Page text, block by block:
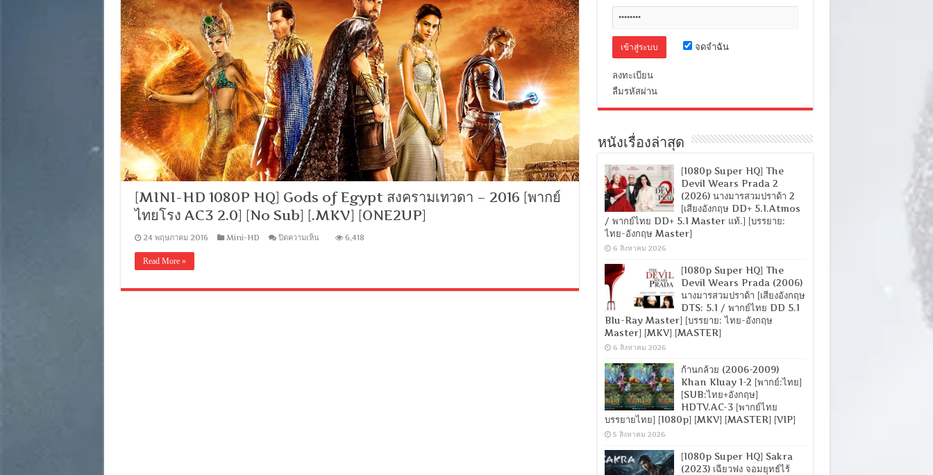
[MINI-HD 1080P HQ] Gods of Egypt สงครามเทวดา – 2016 [พากย์
ไทยโรง AC3 2.0] [No Sub] [.MKV] [ONE2UP]
24 พฤษภาคม 2016 Mini-HD ปิดความเห็นบน
Gods
6,418
Read More »
จดจำฉัน
ลงทะเบียน
ลืมรหัสผ่าน
หนังเรื่องล่าสุด
[1080p Super HQ] The
Devil Wears Prada 2
(2026) นางมารสวมปราด้า 2
[เสียงอังกฤษ DD+ 5.1.Atmos
/ พากย์ไทย DD+ 5.1 Master แท้.] [บรรยาย:
ไทย-อังกฤษ Master]
6 สิงหาคม 2026
[1080p Super HQ] The
Devil Wears Prada (2006)
นางมารสวมปราด้า [เสียงอังกฤษ
DTS: 5.1 / พากย์ไทย DD 5.1
Blu-Ray Master] [บรรยาย: ไทย-อังกฤษ
Master] [MKV] [MASTER]
6 สิงหาคม 2026
ก้านกล้วย (2006-2009)
Khan Kluay 1-2 [พากย์:ไทย]
[SUB:ไทย+อังกฤษ]
HDTV.AC-3 [พากย์ไทย
บรรยายไทย] [1080p] [MKV] [MASTER] [VIP]
5 สิงหาคม 2026
[1080p Super HQ] Sakra
(2023) เฉียวฟง จอมยุทธ์ไร้